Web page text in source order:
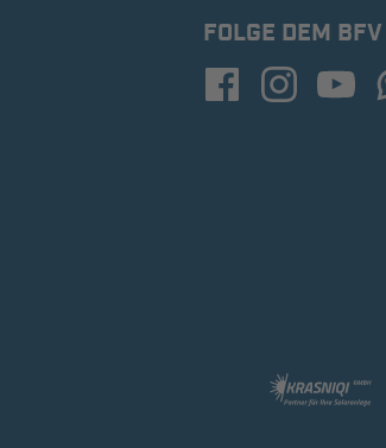
FOLGE DEM BFV